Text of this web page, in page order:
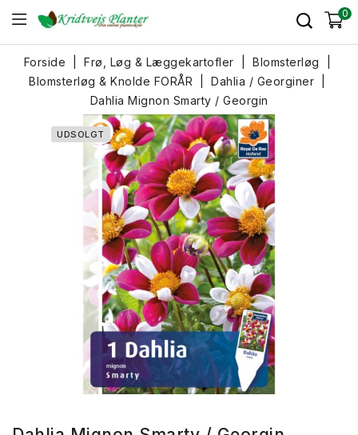
0
Forside Frø, Løg & Læggekartofler
Blomsterløg
Blomsterløg & Knolde FORÅR
Dahlia / Georginer
Dahlia Mignon Smarty / Georgin
UDSOLGT